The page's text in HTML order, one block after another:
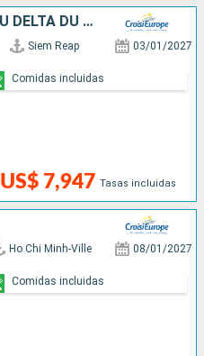
DES TEMPLES D'ANGKOR AU DELTA DU MÉKONG, LES VILLES IMPÉRIALES, HANOÏ ET LA BAIE D'ALONG
Siem Reap 03/01/2027
US$ 7,947 Tasas incluidas
Comidas incluidas
Ho Chi Minh-Ville 08/01/2027
Comidas incluidas